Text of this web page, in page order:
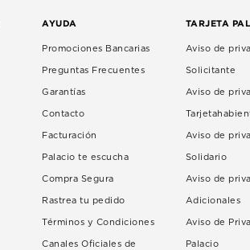
AYUDA
Promociones Bancarias
Preguntas Frecuentes
Garantías
Contacto
Facturación
Palacio te escucha
Compra Segura
Rastrea tu pedido
Términos y Condiciones
Canales Oficiales de
TARJETA
Aviso de
Solicitante
Aviso de
Aviso de
Solidario
Aviso de
Adicionales
Aviso de
Palacio